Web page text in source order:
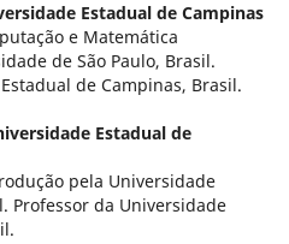
Estadual de Campinas
e Matemática
de São Paulo, Brasil.
de Campinas, Brasil.
Estadual de
pela Universidade
Professor da Universidade